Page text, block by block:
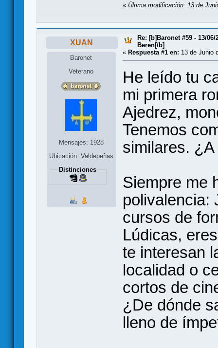
« Última modificación: 13 de
XUAN
Baronet
Veterano
Mensajes: 1928
Ubicación: Valdepeñas
Distinciones
Re: [b]Baronet #59 - 13/06/
Beren[/b]
« Respuesta #1 en: 13 de Junio
He leído tu
mi primera
Ajedrez,
Tenemos
similares.
Siempre me
polivalencia:
cursos de
Lúdicas,
te interesan
localidad o
cortos de
¿De dónde
lleno de